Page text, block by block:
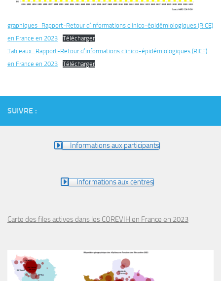
graphiques_Rapport-Retour d’informations clinico-épidémiologiques (RICE)
en France en 2023
Télécharger
Tableaux_Rapport-Retour d’informations clinico-épidémiologiques (RICE)
en France en 2023
Télécharger
SUIVRE :
Informations aux participants
Informations aux centres
Carte des files actives dans les COREVIH en France en 2023